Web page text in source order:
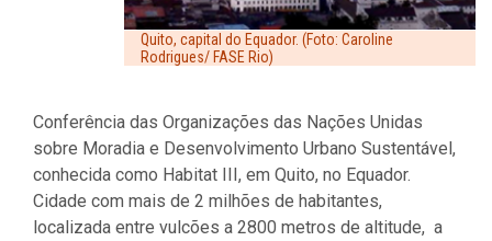
Quito, capital do Equador. (Foto: Caroline
Rodrigues/ FASE Rio)
Conferência das Organizações das Nações Unidas
sobre Moradia e Desenvolvimento Urbano Sustentável,
conhecida como Habitat III, em Quito, no Equador.
Cidade com mais de 2 milhões de habitantes,
localizada entre vulcões a 2800 metros de altitude, a